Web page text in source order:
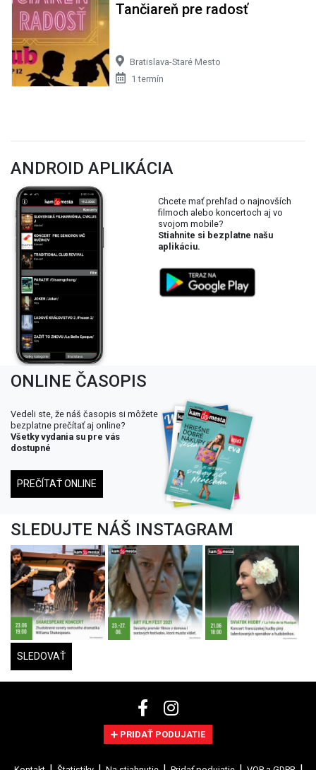
Tančiareň pre radosť
Bratislava-Staré Mesto
1 termín
ANDROID APLIKÁCIA
Chcete mať prehľad o najnovších
filmoch alebo koncertoch aj vo
svojom mobile?
Stiahnite si bezplatne našu
aplikáciu.
ONLINE ČASOPIS
Vedeli ste, že náš časopis si môžete
bezplatne prečítať aj online?
Všetky vydania su pre vás
dostupné
PREČÍTAŤ ONLINE
SLEDUJTE NÁŠ INSTAGRAM
SLEDOVAŤ
PRIDAŤ PODUJATIE